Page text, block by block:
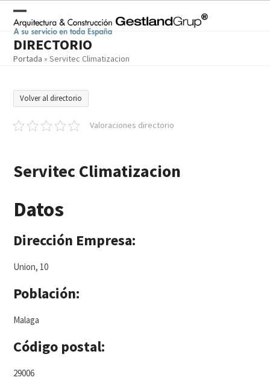
contentOpen
mobile
menu
Close
mobile
menu
DIRECTORIO
Portada »Servitec Climatizacion
Volver al directorio
Valoraciones directorio
Servitec Climatizacion
Datos
Dirección Empresa:
Union, 10
Población:
Malaga
Código postal:
29006